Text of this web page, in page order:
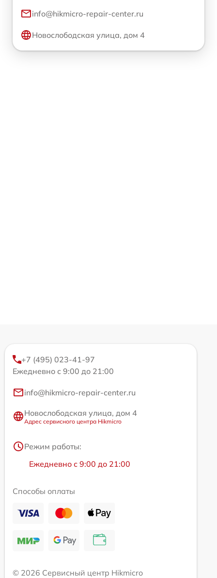
info@hikmicro-repair-center.ru
Новослободская улица, дом 4
+7 (495) 023-41-97
Ежедневно с 9:00 до 21:00
info@hikmicro-repair-center.ru
Новослободская улица, дом 4
Адрес сервисного центра Hikmicro
Режим работы:
Ежедневно с 9:00 до 21:00
Способы оплаты
© 2026 Сервисный центр Hikmicro